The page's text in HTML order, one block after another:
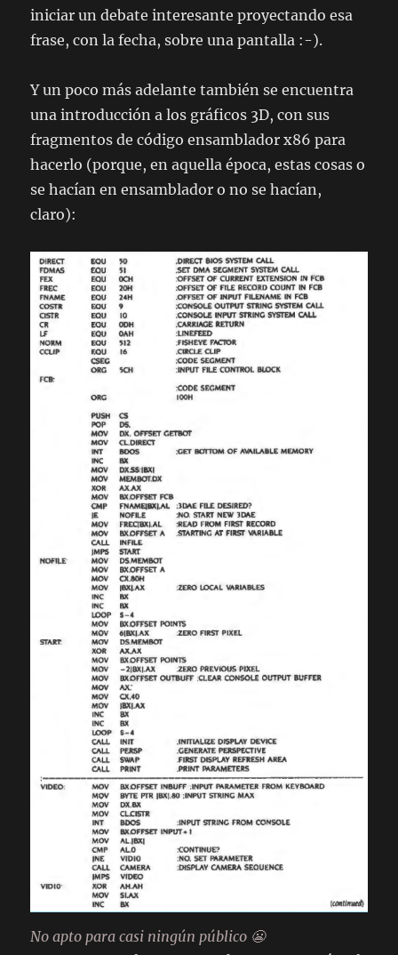
iniciar un debate interesante proyectando esa
frase, con la fecha, sobre una pantalla :-).
Y un poco más adelante también se encuentra
una introducción a los gráficos 3D, con sus
fragmentos de código ensamblador x86 para
hacerlo (porque, en aquella época, estas cosas o
se hacían en ensamblador o no se hacían,
claro):
No apto para casi ningún público 😬